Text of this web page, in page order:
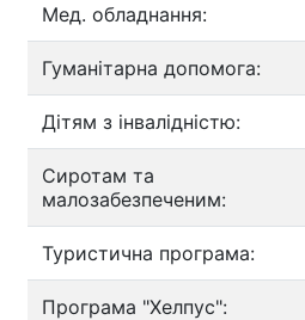
Мед. обладнання:
Гуманітарна допомога:
Дітям з інвалідністю:
Сиротам та
малозабезпеченим:
Туристична програма:
Програма "Хелпус":